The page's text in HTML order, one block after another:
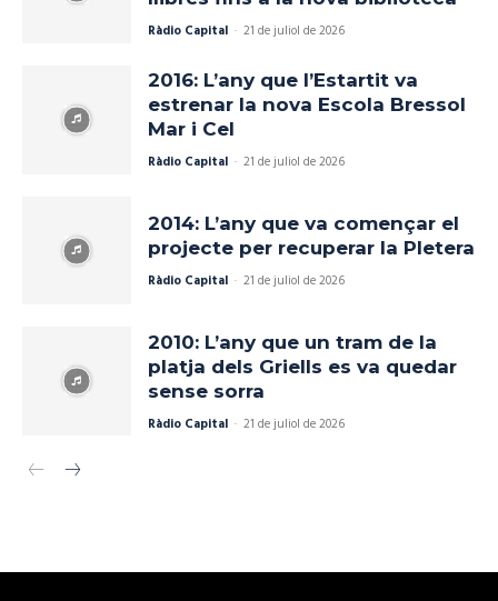
Ràdio Capital - 21 de juliol de 2026
2016: L’any que l’Estartit va
estrenar la nova Escola Bressol
Mar i Cel
Ràdio Capital - 21 de juliol de 2026
2014: L’any que va començar el
projecte per recuperar la Pletera
Ràdio Capital - 21 de juliol de 2026
2010: L’any que un tram de la
platja dels Griells es va quedar
sense sorra
Ràdio Capital - 21 de juliol de 2026